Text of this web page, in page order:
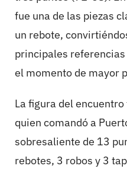
fue una de las piezas
un rebote,
principales
el momento de mayor
La figura del
quien comandó a
sobresaliente de 13
rebotes, 3 robos y 3